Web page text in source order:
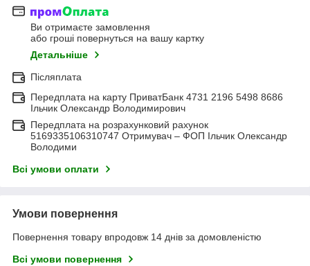
Ви отримаєте замовлення
або гроші повернуться на вашу картку
Детальніше
Післяплата
Передплата на карту ПриватБанк 4731 2196 5498 8686
Ільчик Олександр Володимирович
Передплата на розрахунковий рахунок
5169335106310747 Отримувач – ФОП Ільчик Олександр
Володими
Всі умови оплати
Умови повернення
Повернення товару впродовж 14 днів за домовленістю
Всі умови повернення